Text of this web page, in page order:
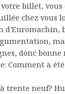
billet, vous
chez vous
d'Euromachin,
donc
Comment a
trente neuf?